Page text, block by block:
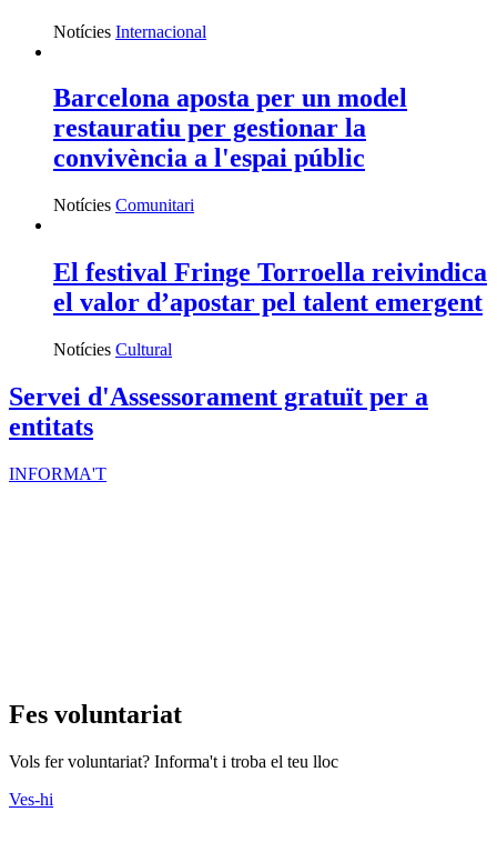
Notícies Internacional
Barcelona aposta per un model
restauratiu per gestionar la
convivència a l'espai públic
Notícies Comunitari
El festival Fringe Torroella reivindica
el valor d’apostar pel talent emergent
Notícies Cultural
Servei d'Assessorament gratuït per a
entitats
INFORMA'T